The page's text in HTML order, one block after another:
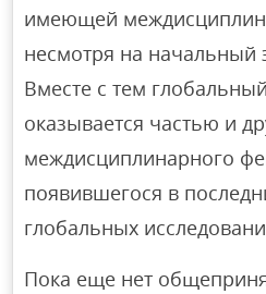
имеющей
несмотря на начальный
Вместе с тем
оказывается частью и
междисциплинарного
появившегося в
глобальных
Пока еще нет